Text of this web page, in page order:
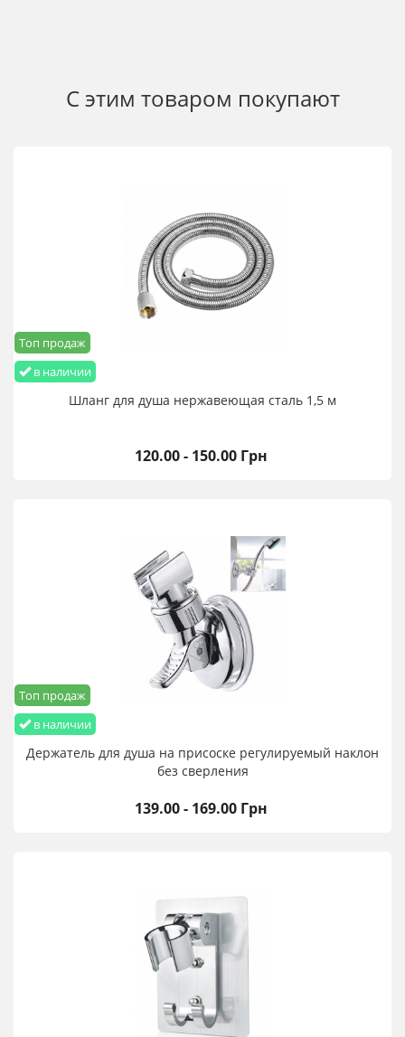
С этим товаром покупают
в наличии
Топ продаж
Шланг для душа нержавеющая сталь 1,5 м
120.00 - 150.00 Грн
в наличии
Топ продаж
Держатель для душа на присоске регулируемый наклон
без сверления
139.00 - 169.00 Грн